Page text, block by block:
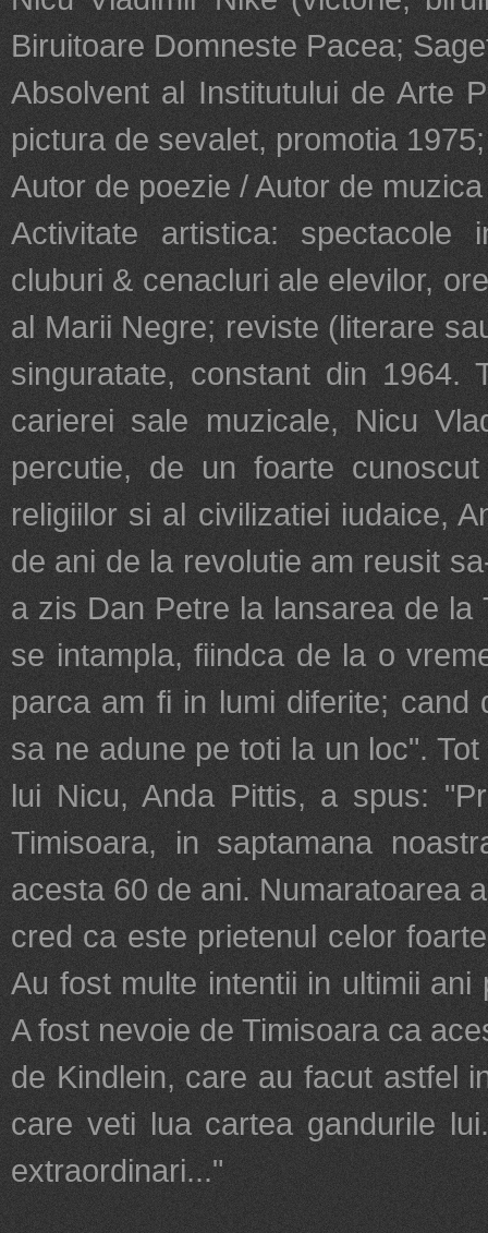
Biruitoare Domneste Pacea;
Absolvent al Institutului de Arte
pictura de sevalet, promotia 1975;
Autor de poezie / Autor de
Activitate artistica: spectacole
cluburi & cenacluri ale elevilor,
al Marii Negre; reviste (literare
singuratate, constant din 1964.
carierei sale muzicale, Nicu
percutie, de un foarte
religiilor si al civilizatiei iudaice,
de ani de la revolutie am reusit
a zis Dan Petre la lansarea de
se intampla, fiindca de la o
parca am fi in lumi diferite;
sa ne adune pe toti la un loc".
lui Nicu, Anda Pittis, a spus:
Timisoara, in saptamana
acesta 60 de ani. Numaratoarea
cred ca este prietenul celor
Au fost multe intentii in ultimii
A fost nevoie de Timisoara ca
de Kindlein, care au facut astfel
care veti lua cartea gandurile
extraordinari..."